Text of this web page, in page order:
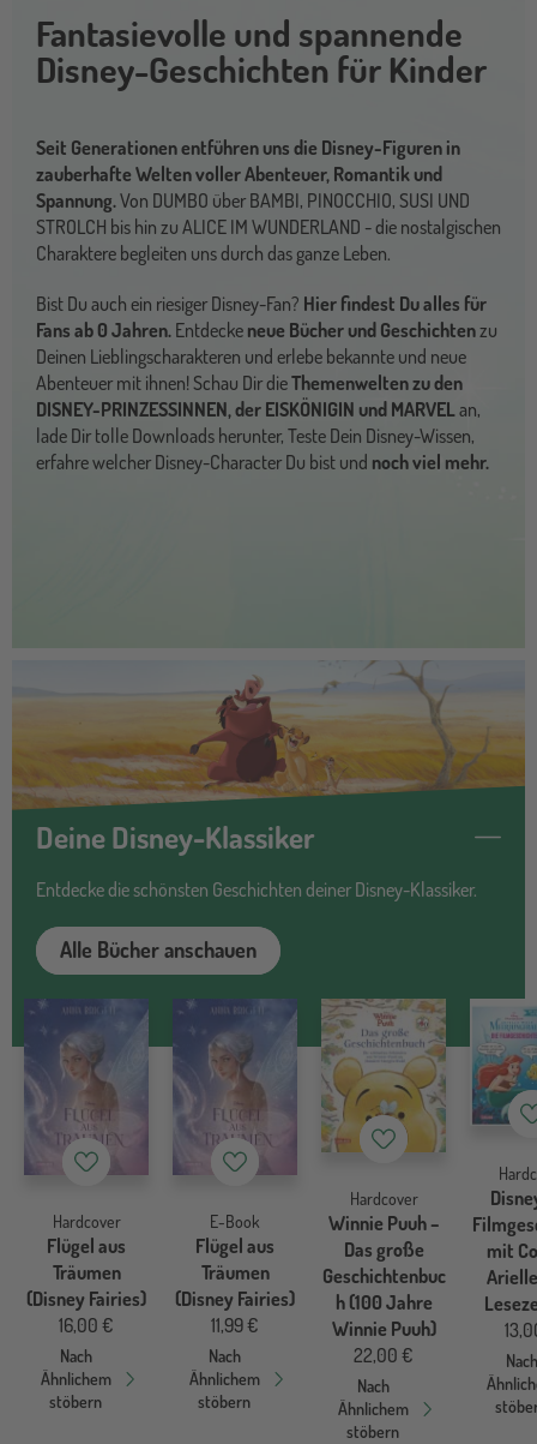
Fantasievolle und spannende
Disney-Geschichten für Kinder
Seit Generationen entführen uns die Disney-Figuren in
zauberhafte Welten voller Abenteuer, Romantik und
Spannung.Von DUMBO über BAMBI, PINOCCHIO, SUSI UND
STROLCH bis hin zu ALICE IM WUNDERLAND - die nostalgischen
Charaktere begleiten uns durch das ganze Leben.
Bist Du auch ein riesiger Disney-Fan? Hier findest Du alles für
Fans ab 0 Jahren. Entdecke neue Bücher und Geschichtenzu
Deinen Lieblingscharakteren und erlebe bekannte und neue
Abenteuer mit ihnen! Schau Dir dieThemenwelten zu den
DISNEY-PRINZESSINNEN, der EISKÖNIGIN und MARVELan,
lade Dir tolle Downloads herunter, Teste Dein Disney-Wissen,
erfahre welcher Disney-Character Du bist und noch viel mehr.
Deine Disney-Klassiker
Entdecke die schönsten Geschichten deiner Disney-Klassiker.
Alle Bücher anschauen
Merkzettel
Hardcover
Flügel aus
Träumen
(Disney Fairies)
16,00 €
Nach
Ähnlichem
stöbern
Merkzettel
E-Book
Flügel aus
Träumen
(Disney Fairies)
11,99 €
Nach
Ähnlichem
stöbern
Merkzettel
Hardcover
Winnie Puuh –
Das große
Geschichtenbuc
h (100 Jahre
Winnie Puuh)
22,00 €
Nach
Ähnlichem
stöbern
mit
Nach